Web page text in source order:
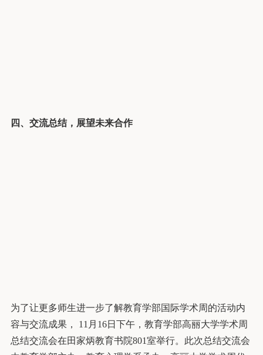
四、交流总结，展望未来合作
为了让更多师生进一步了解教育学部国际学术周的活动内
容与交流成果， 11月16日下午，教育学部高丽大学学术周
总结交流会在田家炳教育书院801室举行。此次总结交流会